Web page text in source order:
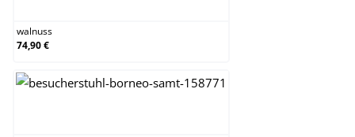
walnuss
74,90 €